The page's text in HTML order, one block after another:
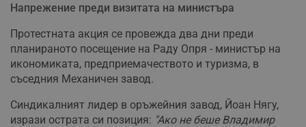
Напрежение преди визитата на министъра
Протестната акция се провежда два дни преди
планираното посещение на Раду Опря - министър на
икономиката, предприемачеството и туризма, в
съседния Механичен завод.
Синдикалният лидер в оръжейния завод, Йоан Нягу,
изрази острата си позиция: "Ако не беше Владимир